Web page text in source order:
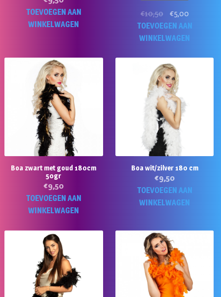
TOEVOEGEN AAN
WINKELWAGEN
€10,50
Oorspronkelijke
prijs
was:
€5,00Huidige
prijs
is:
TOEVOEGEN AAN
WINKELWAGEN
Boa zwart met goud 180cm
50gr
€9,50
TOEVOEGEN AAN
WINKELWAGEN
Boa wit/zilver 180 cm
€9,50
TOEVOEGEN AAN
WINKELWAGEN